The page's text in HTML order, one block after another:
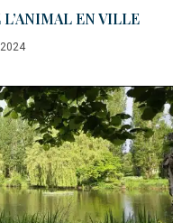
EN VILLE